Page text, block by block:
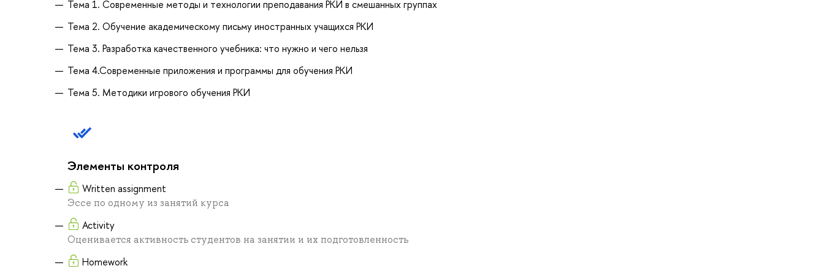
Тема 1. Современные методы и технологии преподавания РКИ в смешанных группах
Тема 2. Обучение академическому письму иностранных учащихся РКИ
Тема 3. Разработка качественного учебника: что нужно и чего нельзя
Тема 4.Современные приложения и программы для обучения РКИ
Тема 5. Методики игрового обучения РКИ
Элементы контроля
Written assignment
Эссе по одному из занятий курса
Activity
Оценивается активность студентов на занятии и их подготовленность
Homework